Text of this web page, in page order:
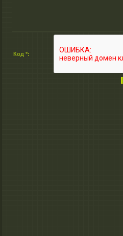
Код *: